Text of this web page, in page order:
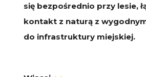
się bezpośrednio przy lesie,
kontakt z naturą z
do infrastruktury miejskiej.